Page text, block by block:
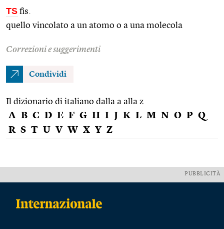
TS fis.
quello vincolato a un atomo o a una molecola
Correzioni e suggerimenti
Condividi
Il dizionario di italiano dalla a alla z
A B C D E F G H I J K L M N O P Q
R S T U V W X Y Z
PUBBLICITÀ